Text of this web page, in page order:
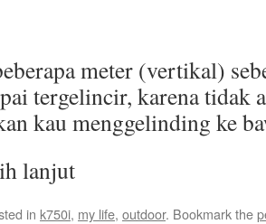
meter (vertikal)
tergelincir, karena tidak
kau menggelinding ke
lanjut
in k750i, my life, outdoor. Bookmark the